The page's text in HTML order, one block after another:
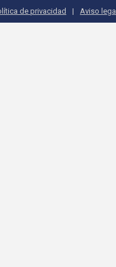
de privacidad Aviso legal